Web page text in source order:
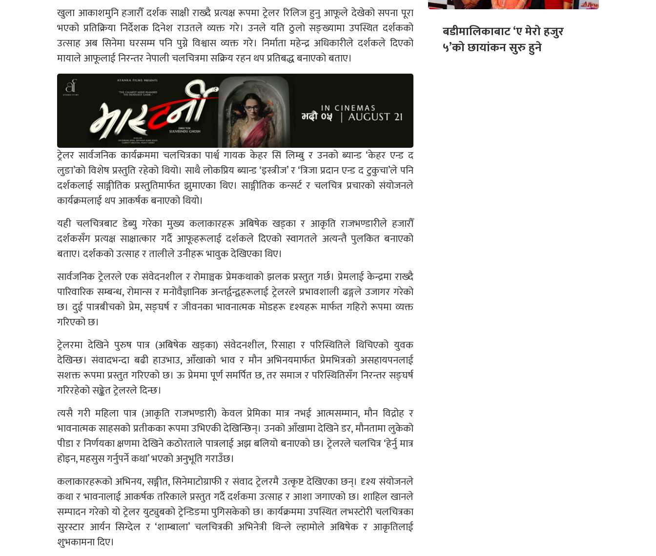
खुला आकाशमुनि हजारौँ दर्शक साक्षी राख्दै प्रत्यक्ष रूपमा ट्रेलर रिलिज हुनु आफूले देखेको सपना पूरा
भएको प्रतिक्रिया निर्देशक दिनेश राउतले व्यक्त गरे। उनले यति ठुलो सङ्ख्यामा उपस्थित दर्शकको
उत्साह अब सिनेमा घरसम्म पनि पुग्ने विश्वास व्यक्त गरे। निर्माता महेन्द्र अधिकारीले दर्शकले दिएको
मायाले आफूलाई निरन्तर नेपाली चलचित्रमा सक्रिय रहन थप प्रतिबद्ध बनाएको बताए।
ट्रेलर सार्वजनिक कार्यक्रममा चलचित्रका पार्श्व गायक केहर सिं लिम्बु र उनको ब्यान्ड ‘केहर एन्ड द
लुङा’को विशेष प्रस्तुति रहेको थियो। साथै लोकप्रिय ब्यान्ड ‘इस्त्रीज’ र ‘त्रिजा प्रदान एन्ड द टुकुचा’ले पनि
दर्शकलाई साङ्गीतिक प्रस्तुतिमार्फत झुमाएका थिए। साङ्गीतिक कन्सर्ट र चलचित्र प्रचारको संयोजनले
कार्यक्रमलाई थप आकर्षक बनाएको थियो।
यही चलचित्रबाट डेब्यु गरेका मुख्य कलाकारहरू अबिषेक खड्का र आकृति राजभण्डारीले हजारौँ
दर्शकसँग प्रत्यक्ष साक्षात्कार गर्दै आफूहरूलाई दर्शकले दिएको स्वागतले अत्यन्तै पुलकित बनाएको
बताए। दर्शकको उत्साह र तालीले उनीहरू भावुक देखिएका थिए।
सार्वजनिक ट्रेलरले एक संवेदनशील र रोमाञ्चक प्रेमकथाको झलक प्रस्तुत गर्छ। प्रेमलाई केन्द्रमा राख्दै
पारिवारिक सम्बन्ध, रोमान्स र मनोवैज्ञानिक अन्तर्द्वन्द्वहरूलाई ट्रेलरले प्रभावशाली ढङ्गले उजागर गरेको
छ। दुई पात्रबीचको प्रेम, सङ्घर्ष र जीवनका भावनात्मक मोडहरू दृश्यहरू मार्फत गहिरो रूपमा व्यक्त
गरिएको छ।
ट्रेलरमा देखिने पुरुष पात्र (अबिषेक खड्का) संवेदनशील, रिसाहा र परिस्थितिले थिचिएको युवक
देखिन्छ। संवादभन्दा बढी हाउभाउ, आँखाको भाव र मौन अभिनयमार्फत प्रेमभित्रको असहायपनलाई
सशक्त रूपमा प्रस्तुत गरिएको छ। ऊ प्रेममा पूर्ण समर्पित छ, तर समाज र परिस्थितिसँग निरन्तर सङ्घर्ष
गरिरहेको सङ्केत ट्रेलरले दिन्छ।
त्यसै गरी महिला पात्र (आकृति राजभण्डारी) केवल प्रेमिका मात्र नभई आत्मसम्मान, मौन विद्रोह र
भावनात्मक साहसको प्रतीकका रूपमा उभिएकी देखिन्छिन्। उनको आँखामा देखिने डर, मौनतामा लुकेको
पीडा र निर्णयका क्षणमा देखिने कठोरताले पात्रलाई अझ बलियो बनाएको छ। ट्रेलरले चलचित्र ‘हेर्नु मात्र
होइन, महसुस गर्नुपर्ने कथा’ भएको अनुभूति गराउँछ।
कलाकारहरूको अभिनय, सङ्गीत, सिनेमाटोग्राफी र संवाद ट्रेलरमै उत्कृष्ट देखिएका छन्। दृश्य संयोजनले
कथा र भावनालाई आकर्षक तरिकाले प्रस्तुत गर्दै दर्शकमा उत्साह र आशा जगाएको छ। शाहिल खानले
सम्पादन गरेको यो ट्रेलर युट्युबको ट्रेन्डिङमा पुगिसकेको छ। कार्यक्रममा उपस्थित लभस्टोरी चलचित्रका
सुरस्टार आर्यन सिग्देल र ‘शाम्बाला’ चलचित्रकी अभिनेत्री थिन्ले ल्हामोले अबिषेक र आकृतिलाई
शुभकामना दिए।
बडीमालिकाबाट ‘ए मेरो हजुर
५’को छायांकन सुरु हुने